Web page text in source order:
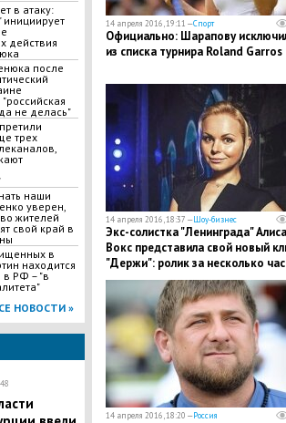
в атаку:
инициирует
действия
после
не делась"
трех
наши
уверен,
жителей
свой край в
в
находится
в РФ – "в
НОВОСТИ »
14 апреля 2016, 19:11 —Спорт
Официально: Шарапову
из списка турнира Roland Garros
14 апреля 2016, 18:37 —Шоу-бизнес
Экс-солистка "Ленинграда" Алиса
Вокс представила свой новый
"Держи": ролик за несколько
набрал более 25 тысяч
14 апреля 2016, 18:20 —Россия